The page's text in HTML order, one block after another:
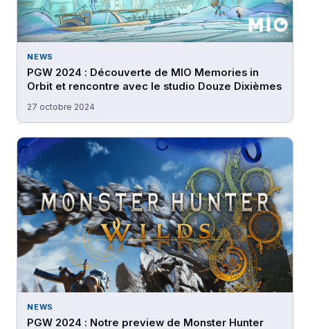
NEWS
PGW 2024 : Découverte de MIO Memories in
Orbit et rencontre avec le studio Douze Dixièmes
27 octobre 2024
NEWS
PGW 2024 : Notre preview de Monster Hunter